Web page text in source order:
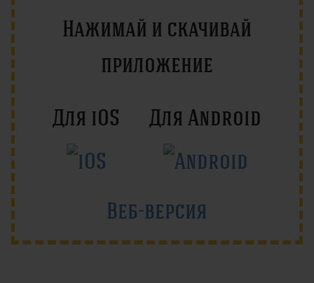
Нажимай и скачивай
приложение
Для iOS Для Android
Веб-версия